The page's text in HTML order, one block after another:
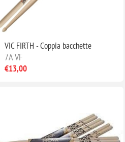
VIC FIRTH - Coppia bacchette
7A VF
€13,00